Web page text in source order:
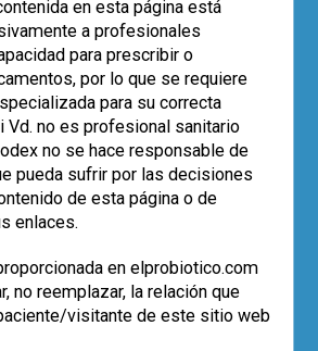
probióticos aumenta, pero…
los recomienda?
de la cepaSaccharomyces
CNCM I-745 en la prevención
asociada a antibióticos
(estudio SABURA)
camino iberolatinoamericano
en 2025
de microorganismos el
del feto? ¿Puede haber una
intrauterina?
en esta página está
a profesionales
para prescribir o
por lo que se requiere
para su correcta
Vd. no es profesional sanitario
no se hace responsable de
pueda sufrir por las decisiones
de esta página o de
enlaces.
en elprobiotico.com
no reemplazar, la relación que
visitante de este sitio web